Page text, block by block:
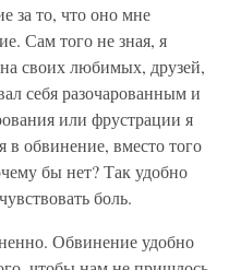
за то, что оно мне
Сам того не зная, я
своих любимых, друзей,
себя разочарованным и
или фрустрации я
в обвинение, вместо того
бы нет? Так удобно
боль.
Обвинение удобно